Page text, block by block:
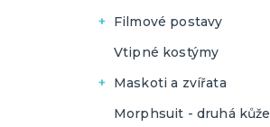
Pánské
Dámské
Pánské
Filmové postavy
Dámské
Pánské
Vtipné kostýmy
Maskoti a zvířata
Dámské
Morphsuit - druhá kůže